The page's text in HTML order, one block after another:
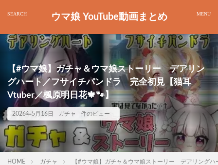
ウマ娘 YouTube動画まとめ
【#ウマ娘】ガチャ＆ウマ娘ストーリー デアリン
グハート／フサイチパンドラ 完全初見【猫耳
Vtuber／楓原明日花🍁🐾】
2026年5月16日 ガチャ 件のビュー
HOME ガチャ 【#ウマ娘】ガチャ＆ウマ娘ストーリー デアリング